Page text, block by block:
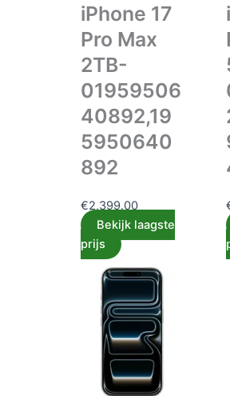
iPhone 17
Pro Max
2TB-
01959506
40892,19
5950640
892
€2,399.00
Bekijk laagste
prijs